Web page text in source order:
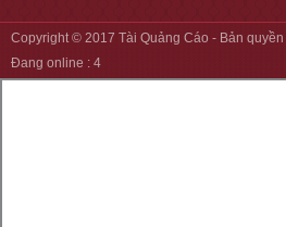
Copyright © 2017 Tài Quảng Cáo - Bản
Đang online : 4